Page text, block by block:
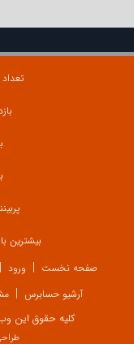
تعداد
بیشترین
صفحه نخست
ورود
آرشیو حسابرس
کلیه حقوق این